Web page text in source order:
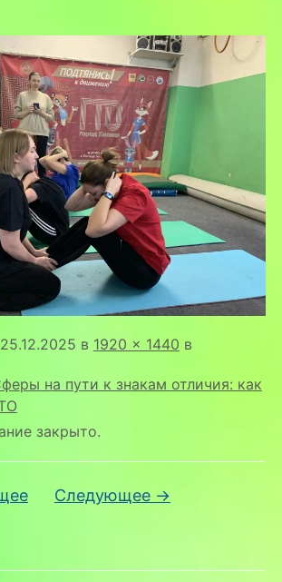
25.12.2025 в 1920 × 1440 в
на пути к знакам отличия: как
закрыто.
Следующее →